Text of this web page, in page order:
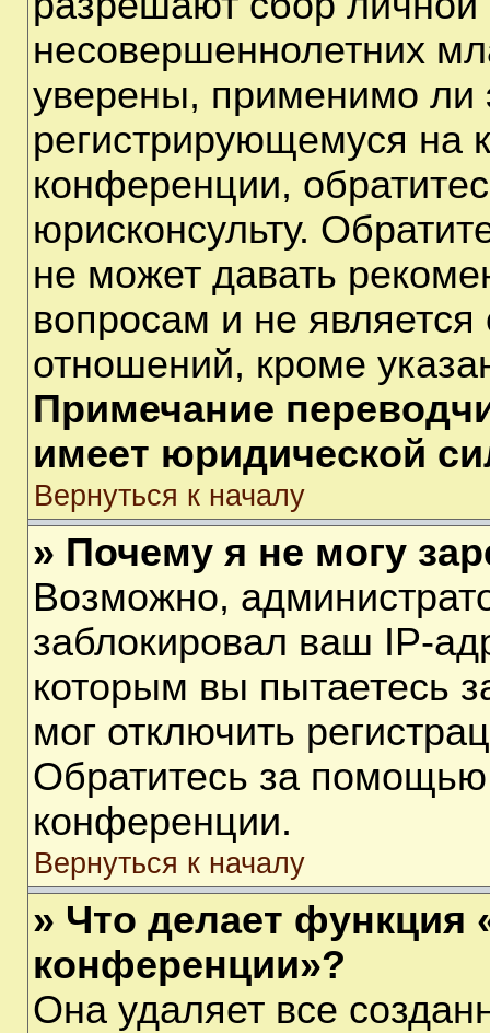
несовершеннолетних
уверены, применимо ли
регистрирующемуся на
конференции,
юрисконсульту.
не может давать
вопросам и не
отношений, кроме
Примечание
имеет юридической
Вернуться к началу
» Почему я не могу
Возможно,
заблокировал ваш IP-
которым вы пытаетесь
мог отключить
Обратитесь за помощью
конференции.
Вернуться к началу
» Что делает функция
конференции»?
Она удаляет все